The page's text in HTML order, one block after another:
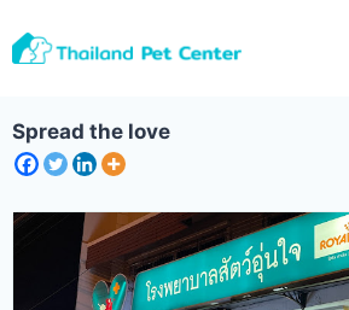
to
Spread the love